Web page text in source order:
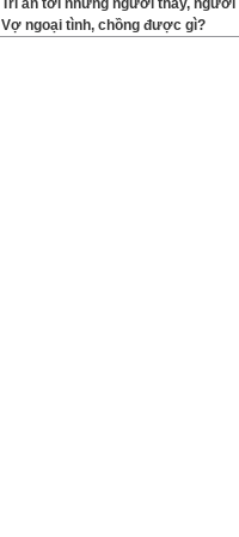
Tri ân tới những người thầy, người
Vợ ngoại tình, chồng được gì?